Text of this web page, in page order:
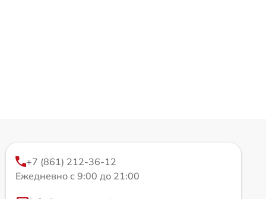
+7 (861) 212-36-12
Ежедневно с 9:00 до 21:00